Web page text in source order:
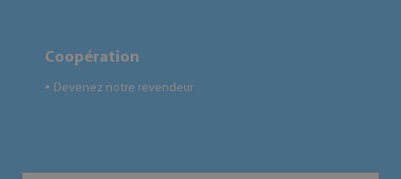
Coopération
● Devenez notre revendeur